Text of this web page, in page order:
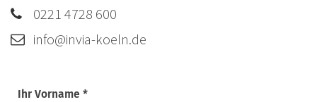
Ihr Vorname *
0221 4728 600
info@invia-koeln.de